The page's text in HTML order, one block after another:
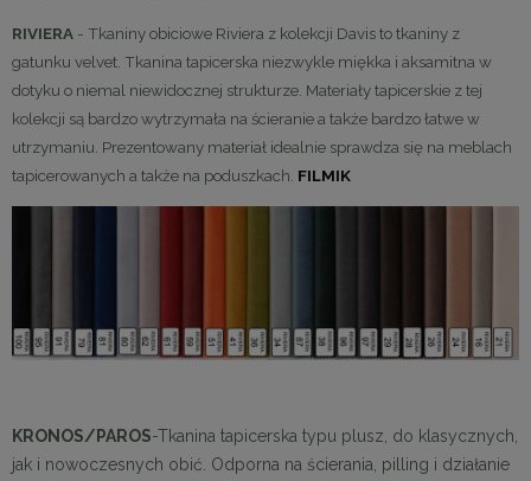
RIVIERA - Tkaniny obiciowe Riviera z kolekcji Davis to tkaniny z
gatunku velvet. Tkanina tapicerska niezwykle miękka i aksamitna w
dotyku o niemal niewidocznej strukturze. Materiały tapicerskie z tej
kolekcji są bardzo wytrzymała na ścieranie a także bardzo łatwe w
utrzymaniu. Prezentowany materiał idealnie sprawdza się na meblach
tapicerowanych a także na poduszkach. FILMIK
KRONOS/PAROS-Tkanina tapicerska typu plusz, do klasycznych,
jak i nowoczesnych obić. Odporna na ścierania, pilling i działanie